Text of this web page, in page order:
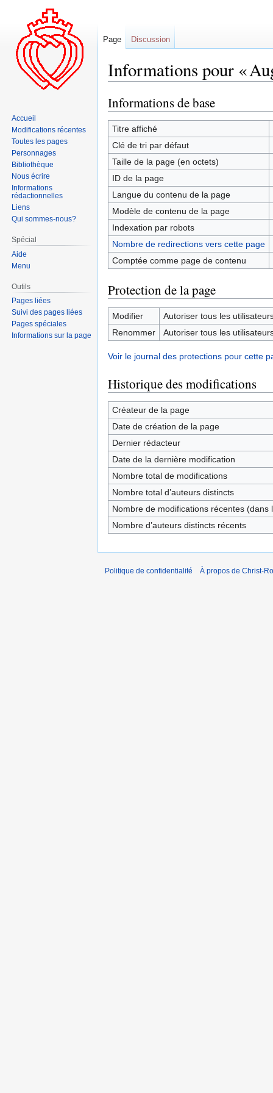
Informations pour «
Aller
à
la
navigation
Aller
à
la
recherche
Informations de base
Titre affiché
Clé de tri par défaut
Taille de la page (en octets)
ID de la page
Langue du contenu de la page
Modèle de contenu de la page
Indexation par robots
Nombre de redirections vers cette page
Comptée comme page de contenu
Protection de la page
Modifier
Autoriser tous les
Renommer
Autoriser tous les
Voir le journal des protections pour cette
Historique des modifications
Créateur de la page
Date de création de la page
Dernier rédacteur
Date de la dernière modification
Nombre total de modifications
Nombre total d’auteurs distincts
Nombre de modifications récentes (dans
Nombre d’auteurs distincts récents
Page Discussion
Accueil
Modifications récentes
Toutes les pages
Personnages
Bibliothèque
Nous écrire
Informations
rédactionnelles
Liens
Qui sommes-nous?
Spécial
Aide
Menu
Outils
Pages liées
Suivi des pages liées
Pages spéciales
Informations sur la page
Politique de confidentialité À propos de Christ-